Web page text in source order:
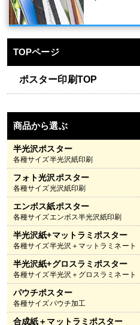
TOPページ
ポスター印刷TOP
商品から選ぶ
半光沢ポスター
各種サイズ半光沢紙印刷
フォト光沢ポスター
各種サイズ光沢紙印刷
エンボス紙ポスター
各種サイズエンボス半光沢紙印刷
半光沢紙+マットラミポスター
各種サイズ半光沢＋マットラミネート
半光沢紙+グロスラミポスター
各種サイズ半光沢＋グロスラミネート
パウチポスター
各種サイズパウチ加工
合成紙＋マットラミポスター